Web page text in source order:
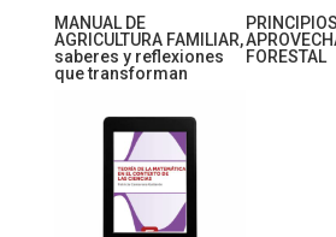
MANUAL DE
AGRICULTURA FAMILIAR,
saberes y reflexiones
que transforman
FORESTAL